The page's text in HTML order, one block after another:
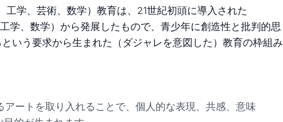
工学、芸術、数学）教育は、21世紀初頭に導入された
学、数学）から発展したもので、青少年に創造性と批判的思
いう要求から生まれた（ダジャレを意図した）教育の枠組み
アートを取り入れることで、個人的な表現、共感、意味